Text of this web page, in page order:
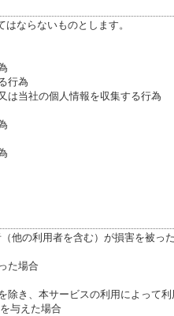
ならないものとします。
行為
は当社の個人情報を収集する行為
他の利用者を含む）が損害を被っ
た場合
除き、本サービスの利用によって利
与えた場合